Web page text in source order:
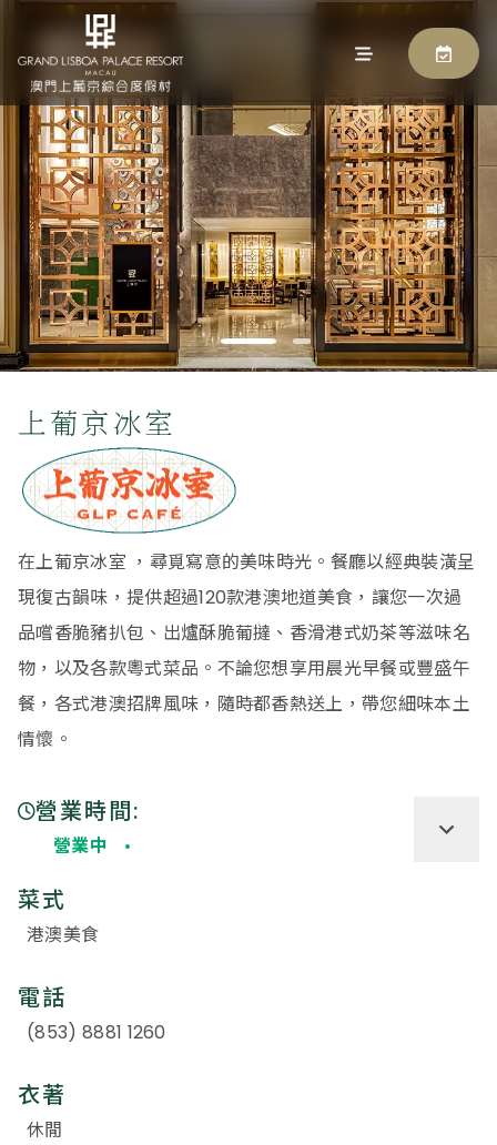
上葡京冰室
在上葡京冰室 ，尋覓寫意的美味時光。餐廳以經典裝潢呈
現復古韻味，提供超過120款港澳地道美食，讓您一次過
品嚐香脆豬扒包、出爐酥脆葡撻、香滑港式奶茶等滋味名
物，以及各款粵式菜品。不論您想享用晨光早餐或豐盛午
餐，各式港澳招牌風味，隨時都香熱送上，帶您細味本土
情懷。
營業時間:
營業中
菜式
港澳美食
電話
(853) 8881 1260
衣著
休閒